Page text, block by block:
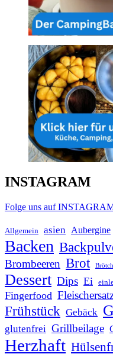
INSTAGRAM
Folge uns auf
Allgemein asien Aubergine
Backen
Brombeeren Brot
Dessert Dips Ei
Fingerfood
Frühstück Gebäck
glutenfrei Grillbeilage
Herzhaft